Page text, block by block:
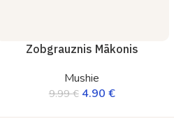
Zobgrauznis Mākonis
Mushie
9.99€ 4.90 €